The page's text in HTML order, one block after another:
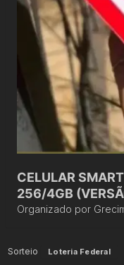
￼CELULAR
256/4GB
Organizado por
Sorteio Loteria Federal